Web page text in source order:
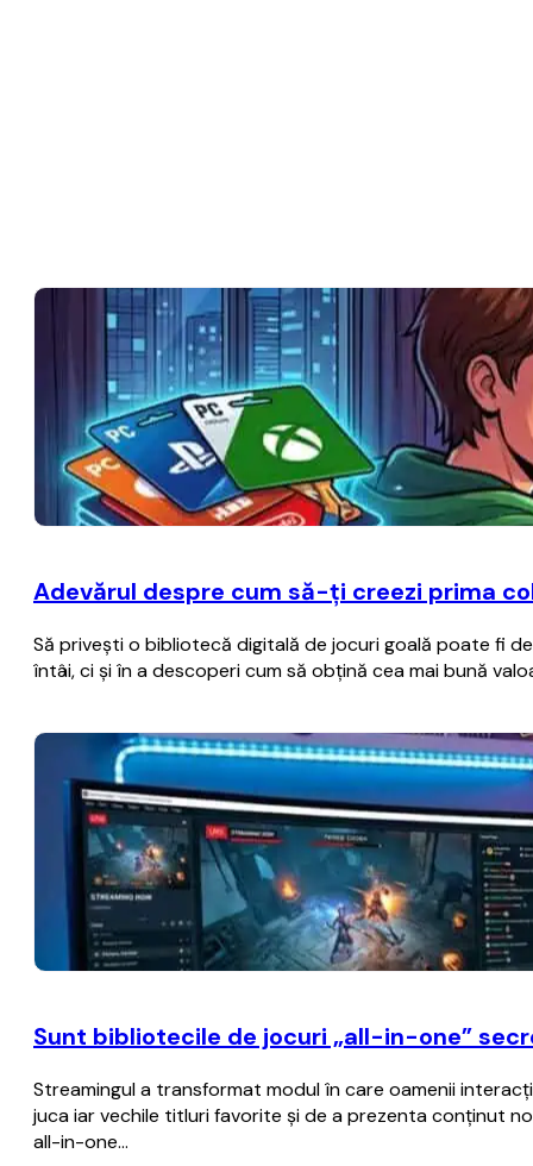
Adevărul despre cum să-ți creezi prima
Să privești o bibliotecă digitală de jocuri goală poate fi
întâi, ci și în a descoperi cum să obțină cea mai bună
Sunt bibliotecile de jocuri „all-in-one”
Streamingul a transformat modul în care oamenii
juca iar vechile titluri favorite și de a prezenta conținut
all-in-one…